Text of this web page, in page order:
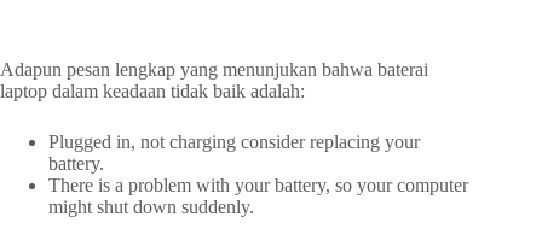
Adapun pesan lengkap yang menunjukan bahwa baterai
laptop dalam keadaan tidak baik adalah:
Plugged in, not charging consider replacing your
battery.
There is a problem with your battery, so your computer
might shut down suddenly.